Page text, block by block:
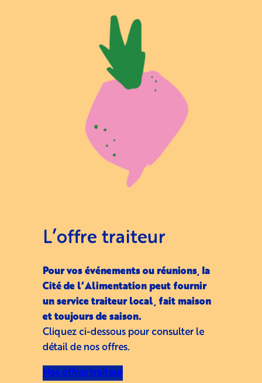
L’offre traiteur
Pour vos événements ou réunions, la
Cité de l’Alimentation peut fournir
un service traiteur local, fait maison
et toujours de saison.
Cliquez ci-dessous pour consulter le
détail de nos offres.
Nos offres traiteur